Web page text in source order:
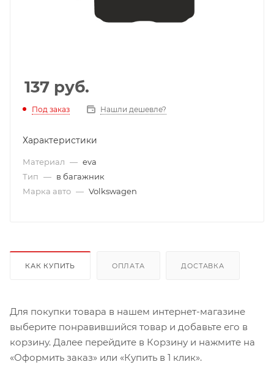
137 руб.
Под заказ Нашли дешевле?
Характеристики
Материал — eva
Тип — в багажник
Марка авто — Volkswagen
КАК КУПИТЬ ОПЛАТА ДОСТАВКА
Для покупки товара в нашем интернет-магазине
выберите понравившийся товар и добавьте его в
корзину. Далее перейдите в Корзину и нажмите на
«Оформить заказ» или «Купить в 1 клик».